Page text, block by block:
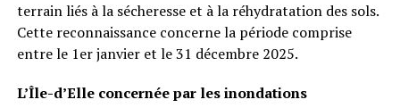
terrain liés à la sécheresse et à la réhydratation des sols.
Cette reconnaissance concerne la période comprise
entre le 1er janvier et le 31 décembre 2025.
L’Île-d’Elle concernée par les inondations